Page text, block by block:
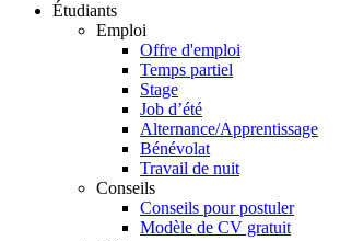
Étudiants
Emploi
Offre d'emploi
Temps partiel
Stage
Job d’été
Alternance/Apprentissage
Bénévolat
Travail de nuit
Conseils
Conseils pour postuler
Modèle de CV gratuit